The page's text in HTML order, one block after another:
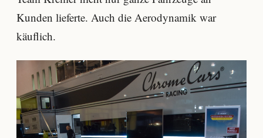
Kunden lieferte. Auch die Aerodynamik war
käuflich.